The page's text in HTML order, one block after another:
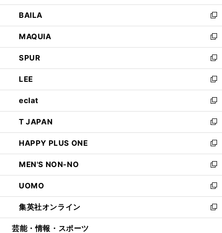
開
く
ウ
ィ
ン
ド
ウ
で
開
く
し
い
ウ
ィ
ン
ド
ウ
で
開
く
BAILA
新
し
い
ウ
ィ
ン
ド
ウ
で
開
く
MAQUIA
新
し
い
ウ
ィ
ン
ド
ウ
で
開
く
SPUR
新
し
い
ウ
ィ
ン
ド
ウ
で
開
く
LEE
新
し
い
ウ
ィ
ン
ド
ウ
で
開
く
eclat
新
し
い
ウ
ィ
ン
ド
ウ
で
開
く
T JAPAN
新
し
い
ウ
ィ
ン
ド
ウ
で
開
HAPPY PLUS ONE
新
し
い
ウ
ィ
ン
ド
ウ
MEN'S NON-NO
新
し
い
ウ
ィ
ン
UOMO
新
し
い
ウ
集英社オンライン
新
し
芸能・情報・スポーツ